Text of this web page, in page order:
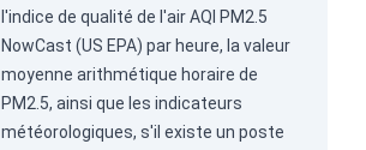
l'indice de qualité de l'air AQI PM2.5
NowCast (US EPA) par heure, la valeur
moyenne arithmétique horaire de
PM2.5, ainsi que les indicateurs
météorologiques, s'il existe un poste